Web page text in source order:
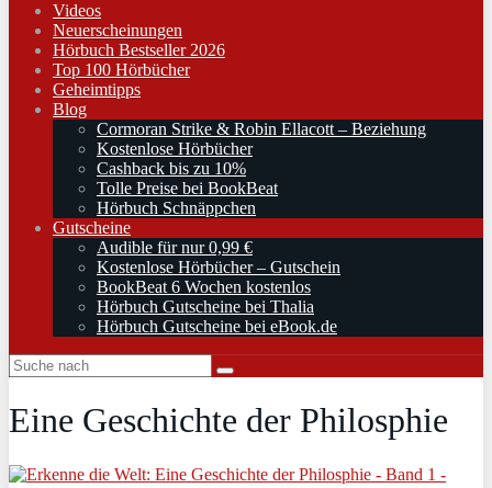
Videos
Neuerscheinungen
Hörbuch Bestseller 2026
Top 100 Hörbücher
Geheimtipps
Blog
Cormoran Strike & Robin Ellacott – Beziehung
Kostenlose Hörbücher
Cashback bis zu 10%
Tolle Preise bei BookBeat
Hörbuch Schnäppchen
Gutscheine
Audible für nur 0,99 €
Kostenlose Hörbücher – Gutschein
BookBeat 6 Wochen kostenlos
Hörbuch Gutscheine bei Thalia
Hörbuch Gutscheine bei eBook.de
Eine Geschichte der Philosphie